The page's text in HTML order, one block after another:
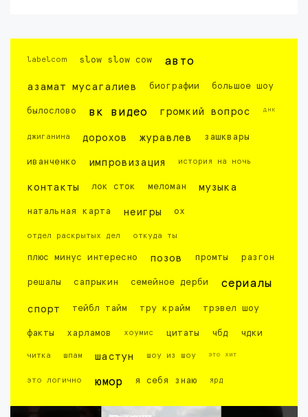
labelcom slow slow cow авто
азамат мусагалиев биографии большое шоу
былослово вк видео громкий вопрос днк
джиганина дорохов журавлев зашквары
иванченко импровизация история на ночь
контакты лок сток меломан музыка
натальная карта неигры ох
отдел раскрытых дел откуда ты
плюс минус интересно позов промты разгон
решалы сапрыкин семейное дерби сериалы
спорт тейбл тайм тру крайм трэвел шоу
факты харламов хоумис цитаты чбд чдки
читка шпам шастун шоу из шоу это хит
это логично юмор я себя знаю ярд